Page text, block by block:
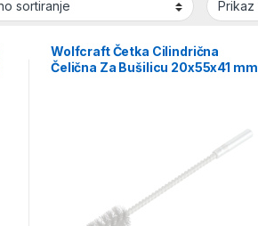
Wolfcraft Četka Cilindrična
Čelična Za Bušilicu 20x55x41 mm